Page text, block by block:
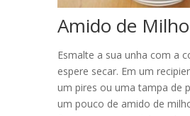
Amido de Milho
Esmalte a sua unha com a
espere secar. Em um
um pires ou uma tampa de
um pouco de amido de